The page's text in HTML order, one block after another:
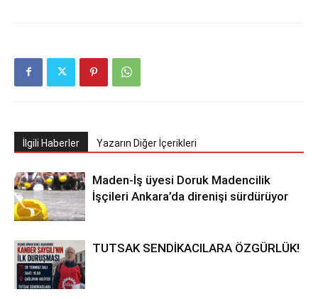
İlgili Haberler Yazarın Diğer İçerikleri
Maden-İş üyesi Doruk Madencilik
İşçileri Ankara’da direnişi sürdürüyor
TUTSAK SENDİKACILARA ÖZGÜRLÜK!